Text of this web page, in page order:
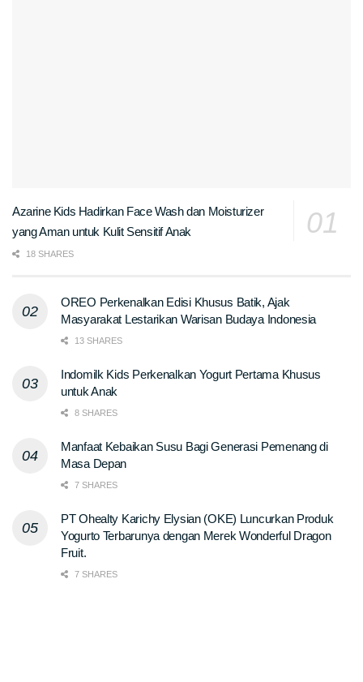
Azarine Kids Hadirkan Face Wash dan Moisturizer
yang Aman untuk Kulit Sensitif Anak
18 SHARES
OREO Perkenalkan Edisi Khusus Batik, Ajak
Masyarakat Lestarikan Warisan Budaya Indonesia
13 SHARES
Indomilk Kids Perkenalkan Yogurt Pertama Khusus
untuk Anak
8 SHARES
Manfaat Kebaikan Susu Bagi Generasi Pemenang di
Masa Depan
7 SHARES
PT Ohealty Karichy Elysian (OKE) Luncurkan Produk
Yogurto Terbarunya dengan Merek Wonderful Dragon
Fruit.
7 SHARES